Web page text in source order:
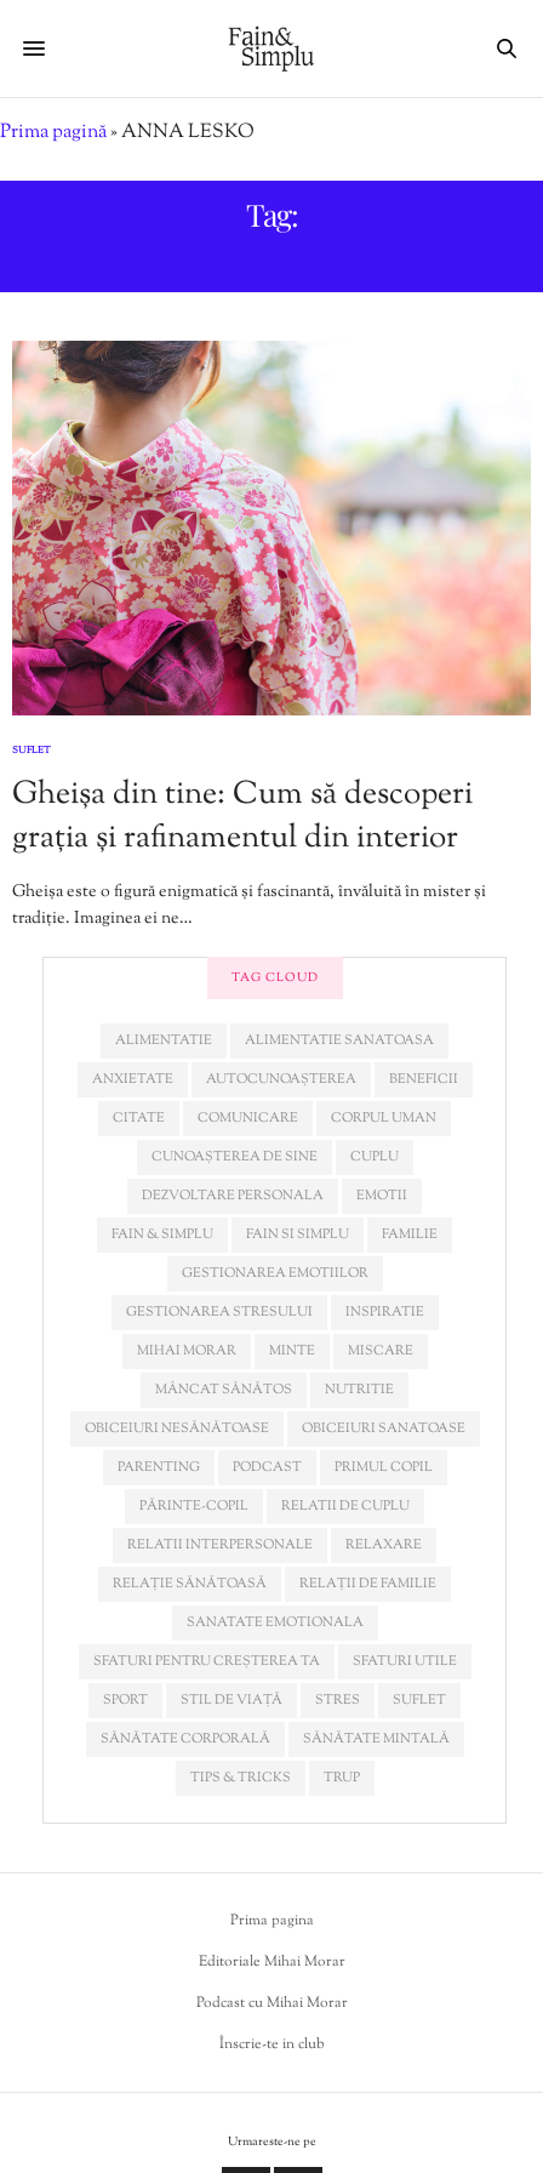
Prima pagină»ANNA LESKO
Tag:
SUFLET
Gheișa din tine: Cum să descoperi
grația și rafinamentul din interior
Gheișa este o figură enigmatică și fascinantă, învăluită în mister și
tradiție. Imaginea ei ne…
TAG CLOUD
ALIMENTATIE
ALIMENTATIE SANATOASA
ANXIETATE
AUTOCUNOAȘTEREA
BENEFICII
CITATE
COMUNICARE
CORPUL UMAN
CUNOAȘTEREA DE SINE
CUPLU
DEZVOLTARE PERSONALA
EMOTII
FAIN & SIMPLU
FAIN SI SIMPLU
FAMILIE
GESTIONAREA EMOTIILOR
GESTIONAREA STRESULUI
INSPIRATIE
MIHAI MORAR
MINTE
MISCARE
MÂNCAT SĂNĂTOS
NUTRITIE
OBICEIURI NESĂNĂTOASE
OBICEIURI SANATOASE
PARENTING
PODCAST
PRIMUL COPIL
PĂRINTE-COPIL
RELATII DE CUPLU
RELATII INTERPERSONALE
RELAXARE
RELAȚIE SĂNĂTOASĂ
RELAȚII DE FAMILIE
SANATATE EMOTIONALA
SFATURI PENTRU CREȘTEREA TA
SFATURI UTILE
SPORT
STIL DE VIAȚĂ STRES
SUFLET
SĂNĂTATE CORPORALĂ
SĂNĂTATE MINTALĂ
TIPS & TRICKS
TRUP
Prima pagina
Editoriale Mihai Morar
Podcast cu Mihai Morar
Înscrie-te in club
Urmareste-ne pe